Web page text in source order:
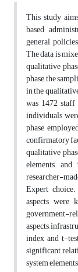
This study
based
general
The data is
qualitative
phase, the
in the
was 1472
individuals
phase
confirmatory
qualitative
elements,
researcher-
Expert
aspects were
government-
aspects,
index and t-
significant
system